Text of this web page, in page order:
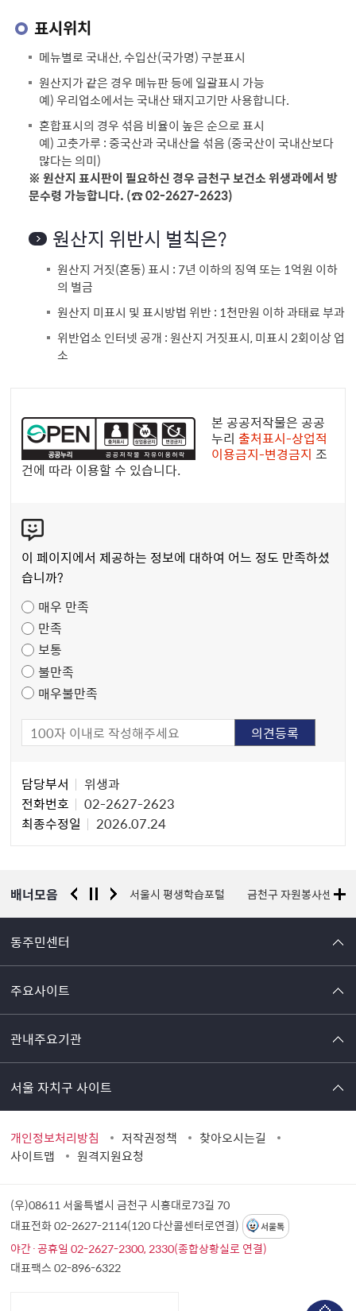
표시위치
메뉴별로 국내산, 수입산(국가명) 구분표시
원산지가 같은 경우 메뉴판 등에 일괄표시 가능
예) 우리업소에서는 국내산 돼지고기만 사용합니다.
혼합표시의 경우 섞음 비율이 높은 순으로 표시
예) 고춧가루 : 중국산과 국내산을 섞음 (중국산이 국내산보다
많다는 의미)
※ 원산지 표시판이 필요하신 경우 금천구 보건소 위생과에서 방
문수령 가능합니다. (☎ 02-2627-2623)
원산지 위반시 벌칙은?
원산지 거짓(혼동) 표시 : 7년 이하의 징역 또는 1억원 이하
의 벌금
원산지 미표시 및 표시방법 위반 : 1천만원 이하 과태료 부과
위반업소 인터넷 공개 : 원산지 거짓표시, 미표시 2회이상 업
소
공
리
공
저
작
물
본 공공저작물은 공공
누리 출처표시-상업적
이용금지-변경금지 조
건에 따라 이용할 수 있습니다.
텐
츠
만
도
조
사
이 페이지에서 제공하는 정보에 대하여 어느 정도 만족하셨
습니까?
매우 만족
만족
보통
불만족
매우불만족
자
정
담당부서
위생과
전화번호
02-2627-2623
최종수정일
2026.07.24
배너모음
경찰청 유실물 통합포털 서울시 평생학습포털 금천구 자원봉사센터
동주민센터
주요사이트
관내주요기관
서울 자치구 사이트
개인정보처리방침 저작권정책
찾아오시는길
사이트맵
원격지원요청
(우)08611 서울특별시 금천구 시흥대로73길 70
대표전화 02-2627-2114(120 다산콜센터로연결)
서울톡
야간·공휴일 02-2627-2300, 2330(종합상황실로 연결)
대표팩스 02-896-6322